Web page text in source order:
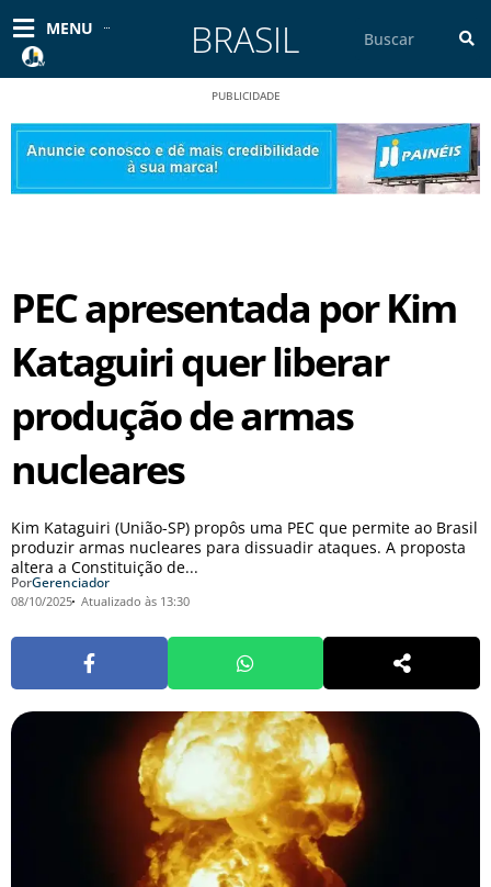
para
conteúdo
MENU BRASIL
PUBLICIDADE
PEC apresentada por Kim
Kataguiri quer liberar
produção de armas
nucleares
Kim Kataguiri (União-SP) propôs uma PEC que permite ao Brasil
produzir armas nucleares para dissuadir ataques. A proposta
altera a Constituição de...
PorGerenciador
08/10/2025 Atualizado às 13:30